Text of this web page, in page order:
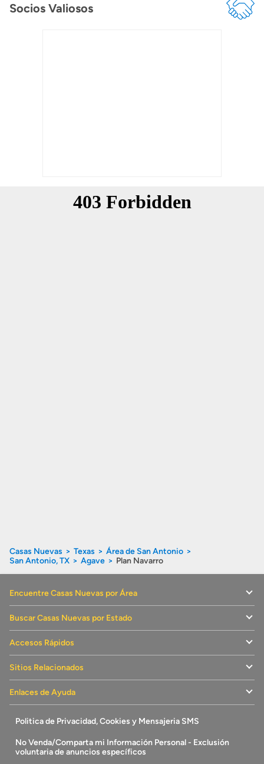
Socios Valiosos
Casas Nuevas Texas
Área de San Antonio
San Antonio, TX
Agave Plan Navarro
Encuentre Casas Nuevas por Área
Buscar Casas Nuevas por Estado
Accesos Rápidos
Sitios Relacionados
Enlaces de Ayuda
Politica de Privacidad, Cookies y Mensajeria SMS
No Venda/Comparta mi Información Personal - Exclusión
voluntaria de anuncios específicos